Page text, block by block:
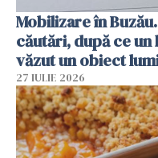
Mobilizare în
căutări, după ce un
văzut un obiect
27 IULIE 2026